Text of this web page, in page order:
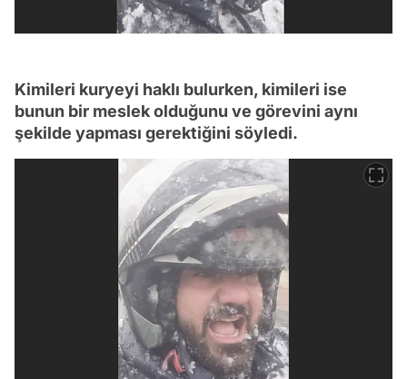
Kimileri kuryeyi haklı bulurken, kimileri ise
bunun bir meslek olduğunu ve görevini aynı
şekilde yapması gerektiğini söyledi.